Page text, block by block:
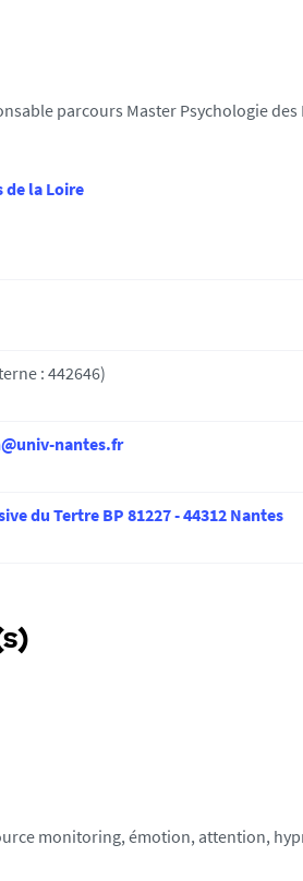
parcours Master Psychologie
de la Loire
: 442646)
nantes.fr
du Tertre BP 81227 - 44312 Nantes
monitoring, émotion, attention,